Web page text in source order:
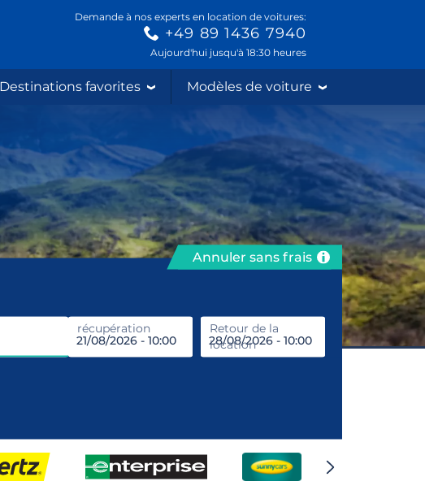
Demande à nos experts en location de voitures:
+49 89 1436 7940
Aujourd'hui jusqu'à 18:30 heures
Destinations favorites Modèles de voiture
Annuler sans frais
récupération
Retour de la
location
Entrez le lieu de location